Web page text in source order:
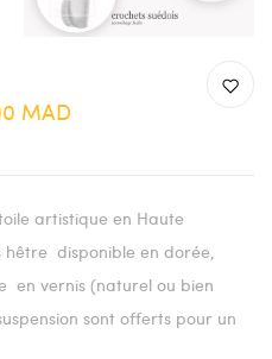
MAD
artistique en Haute
hêtre disponible en dorée,
en vernis (naturel ou bien
sont offerts pour un